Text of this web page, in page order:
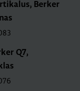
Berker
Q7,